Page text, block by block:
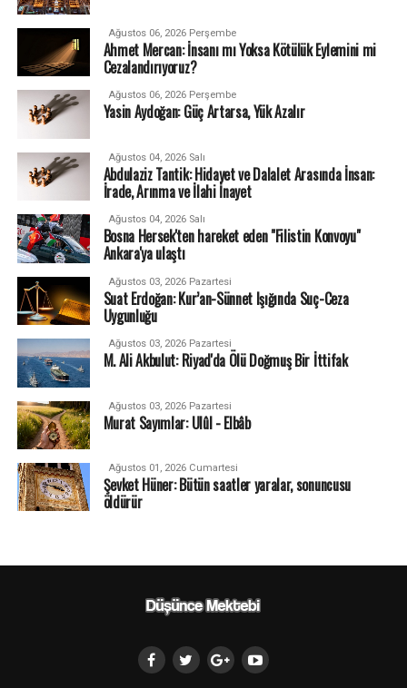
Ağustos 06, 2026 Perşembe
Ahmet Mercan: İnsanı mı Yoksa Kötülük Eylemini mi
Cezalandırıyoruz?
Ağustos 06, 2026 Perşembe
Yasin Aydoğan: Güç Artarsa, Yük Azalır
Ağustos 04, 2026 Salı
Abdulaziz Tantik: Hidayet ve Dalalet Arasında İnsan:
İrade, Arınma ve İlahi İnayet
Ağustos 04, 2026 Salı
Bosna Hersek'ten hareket eden "Filistin Konvoyu"
Ankara'ya ulaştı
Ağustos 03, 2026 Pazartesi
Suat Erdoğan: Kur’an-Sünnet Işığında Suç-Ceza
Uygunluğu
Ağustos 03, 2026 Pazartesi
M. Ali Akbulut: Riyad'da Ölü Doğmuş Bir İttifak
Ağustos 03, 2026 Pazartesi
Murat Sayımlar: Ulûl - Elbâb
Ağustos 01, 2026 Cumartesi
Şevket Hüner: Bütün saatler yaralar, sonuncusu
öldürür